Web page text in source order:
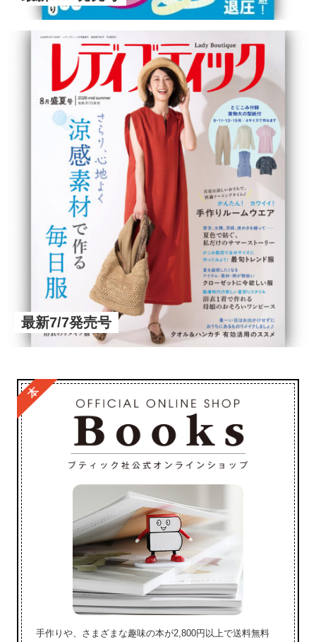
最新7/7発売号
手作りや、さまざまな趣味の本が2,800円以上で送料無料